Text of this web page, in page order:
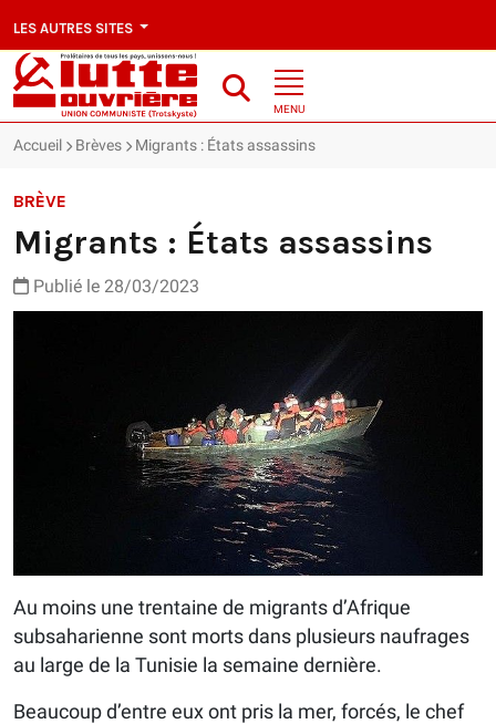
LES AUTRES SITES
MENU
Accueil Brèves Migrants : États assassins
BRÈVE
Migrants : États assassins
Publié le 28/03/2023
Au moins une trentaine de migrants d’Afrique
subsaharienne sont morts dans plusieurs naufrages
au large de la Tunisie la semaine dernière.
Beaucoup d’entre eux ont pris la mer, forcés, le chef